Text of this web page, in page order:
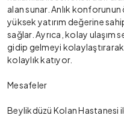
alan sunar. Anlık
yüksek yatırım değerine
sağlar. Ayrıca, kolay ulaşım
gidip gelmeyi
kolaylık katıyor.
Mesafeler
Beylikdüzü Kolan Hastanesi